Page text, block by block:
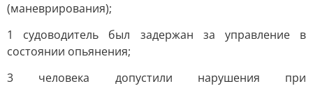
(маневрирования);
1 судоводитель был задержан за управление в
состоянии опьянения;
3 человека допустили нарушения при